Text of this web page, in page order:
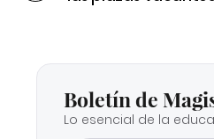
Boletín de
Lo esencial de la